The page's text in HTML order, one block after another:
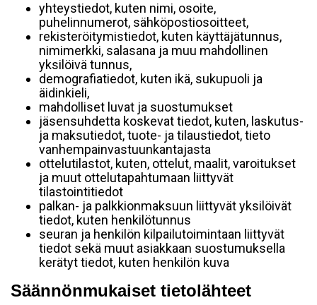
yhteystiedot, kuten nimi, osoite,
puhelinnumerot, sähköpostiosoitteet,
rekisteröitymistiedot, kuten käyttäjätunnus,
nimimerkki, salasana ja muu mahdollinen
yksilöivä tunnus,
demografiatiedot, kuten ikä, sukupuoli ja
äidinkieli,
mahdolliset luvat ja suostumukset
jäsensuhdetta koskevat tiedot, kuten, laskutus-
ja maksutiedot, tuote- ja tilaustiedot, tieto
vanhempainvastuunkantajasta
ottelutilastot, kuten, ottelut, maalit, varoitukset
ja muut ottelutapahtumaan liittyvät
tilastointitiedot
palkan- ja palkkionmaksuun liittyvät yksilöivät
tiedot, kuten henkilötunnus
seuran ja henkilön kilpailutoimintaan liittyvät
tiedot sekä muut asiakkaan suostumuksella
kerätyt tiedot, kuten henkilön kuva
Säännönmukaiset tietolähteet